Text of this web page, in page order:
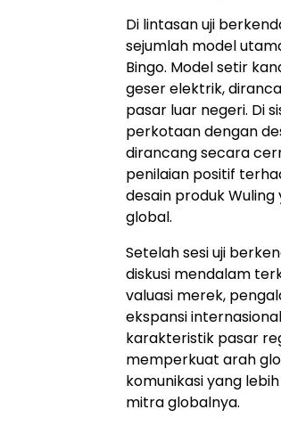
Di lintasan uji
sejumlah model
Bingo. Model setir
geser elektrik,
pasar luar negeri. Di
perkotaan dengan
dirancang secara
penilaian positif
desain produk
global.
Setelah sesi uji
diskusi mendalam
valuasi merek,
ekspansi
karakteristik pasar
memperkuat arah
komunikasi yang
mitra globalnya.